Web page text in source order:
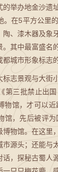
的举办地金沙遗
在5平方公里
陶、漆木器及象
其中最富盛名
城市形象标志
景观与大街
第三批禁止出
物馆，才可以
馆，先后被评
博物馆。在这里
源头；还能与
，探秘古蜀人